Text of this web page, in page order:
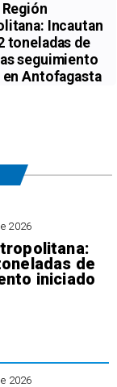
Región
Incautan
toneladas de
seguimiento
Antofagasta
2026
de
iniciado
2026